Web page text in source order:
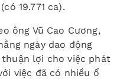
19.771 ca).
ông Vũ Cao Cương,
ngày dao động
lợi cho việc phát
việc đã có nhiều ổ